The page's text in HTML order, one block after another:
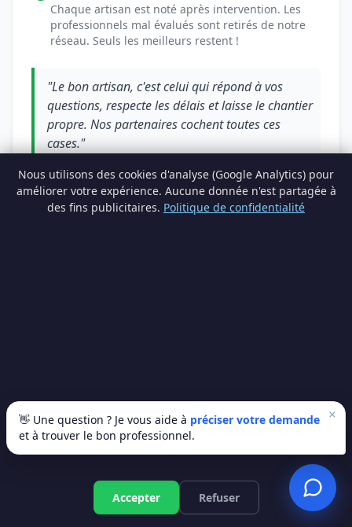
Nous utilisons des cookies d'analyse (Google Analytics) pour
améliorer votre expérience. Aucune donnée n'est partagée à
des fins publicitaires. Politique de confidentialité
Accepter Refuser
Chaque artisan est noté après intervention. Les
professionnels mal évalués sont retirés de notre
réseau. Seuls les meilleurs restent !
"Le bon artisan, c'est celui qui répond à vos
questions, respecte les délais et laisse le chantier
propre. Nos partenaires cochent toutes ces
cases."
les matériaux typiques de la région et les techniques
📋 Connaissance des réglementations
Permis d'urbanisme, normes PEB, contraintes communales…
Votre artisan local maîtrise le cadre légal de votre commune.
Devis gratuit
×
👋 Une question ? Je vous aide à préciser votre demande
et à trouver le bon professionnel.